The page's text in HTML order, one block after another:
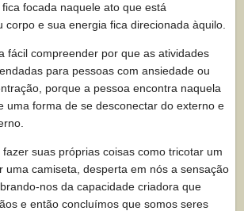
focada naquele ato que está
corpo e sua energia fica direcionada àquilo.
fácil compreender por que as atividades
para pessoas com ansiedade ou
porque a pessoa encontra naquela
uma forma de se desconectar do externo e
suas próprias coisas como tricotar um
uma camiseta, desperta em nós a sensação
nos da capacidade criadora que
e então concluímos que somos seres